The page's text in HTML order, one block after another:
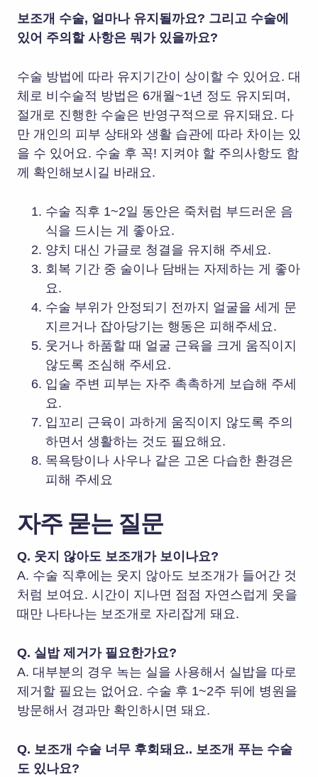
보조개 수술, 얼마나 유지될까요? 그리고 수술에
있어 주의할 사항은 뭐가 있을까요?
수술 방법에 따라 유지기간이 상이할 수 있어요. 대
체로 비수술적 방법은 6개월~1년 정도 유지되며,
절개로 진행한 수술은 반영구적으로 유지돼요. 다
만 개인의 피부 상태와 생활 습관에 따라 차이는 있
을 수 있어요. 수술 후 꼭! 지켜야 할 주의사항도 함
께 확인해보시길 바래요.
수술 직후 1~2일 동안은 죽처럼 부드러운 음
식을 드시는 게 좋아요.
양치 대신 가글로 청결을 유지해 주세요.
회복 기간 중 술이나 담배는 자제하는 게 좋아
요.
수술 부위가 안정되기 전까지 얼굴을 세게 문
지르거나 잡아당기는 행동은 피해주세요.
웃거나 하품할 때 얼굴 근육을 크게 움직이지
않도록 조심해 주세요.
입술 주변 피부는 자주 촉촉하게 보습해 주세
요.
입꼬리 근육이 과하게 움직이지 않도록 주의
하면서 생활하는 것도 필요해요.
목욕탕이나 사우나 같은 고온 다습한 환경은
피해 주세요
자주 묻는 질문
Q. 웃지 않아도 보조개가 보이나요?
A. 수술 직후에는 웃지 않아도 보조개가 들어간 것
처럼 보여요. 시간이 지나면 점점 자연스럽게 웃을
때만 나타나는 보조개로 자리잡게 돼요.
Q. 실밥 제거가 필요한가요?
A. 대부분의 경우 녹는 실을 사용해서 실밥을 따로
제거할 필요는 없어요. 수술 후 1~2주 뒤에 병원을
방문해서 경과만 확인하시면 돼요.
Q. 보조개 수술 너무 후회돼요.. 보조개 푸는 수술
도 있나요?